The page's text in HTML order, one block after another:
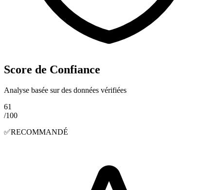
Score de Confiance
Analyse basée sur des données vérifiées
61
/100
✅RECOMMANDÉ